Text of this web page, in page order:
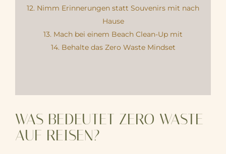
12. Nimm Erinnerungen statt Souvenirs mit nach
Hause
13. Mach bei einem Beach Clean-Up mit
14. Behalte das Zero Waste Mindset
WAS BEDEUTET ZERO WASTE
AUF REISEN?